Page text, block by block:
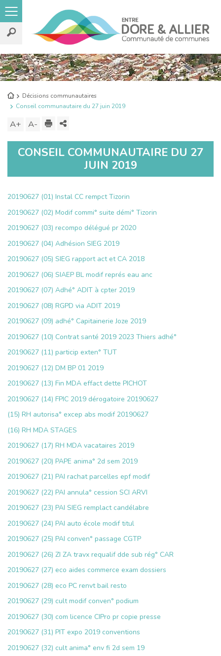
Rechercher
sur
le
site
Retour
à
Décisions communautaires
Conseil communautaire du 27 juin 2019
A+ Augmenter
taille
texte
A- Diminuer
taille
texte
Imprimer
contenu
CONSEIL COMMUNAUTAIRE DU 27
JUIN 2019
20190627 (01) Instal CC rempct Tizorin
20190627 (02) Modif commi° suite démi° Tizorin
20190627 (03) recompo délégué pr 2020
20190627 (04) Adhésion SIEG 2019
20190627 (05) SIEG rapport act et CA 2018
20190627 (06) SIAEP BL modif représ eau anc
20190627 (07) Adhé° ADIT à cpter 2019
20190627 (08) RGPD via ADIT 2019
20190627 (09) adhé° Capitainerie Joze 2019
20190627 (10) Contrat santé 2019 2023 Thiers adhé°
20190627 (11) particip exten° TUT
20190627 (12) DM BP 01 2019
20190627 (13) Fin MDA effact dette PICHOT
20190627 (14) FPIC 2019 dérogatoire 20190627
(15) RH autorisa° excep abs modif 20190627
(16) RH MDA STAGES
20190627 (17) RH MDA vacataires 2019
20190627 (20) PAPE anima° 2d sem 2019
20190627 (21) PAI rachat parcelles epf modif
20190627 (22) PAI annula° cession SCI ARVI
20190627 (23) PAI SIEG remplact candélabre
20190627 (24) PAI auto école modif titul
20190627 (25) PAI conven° passage CGTP
20190627 (26) ZI ZA travx requalif dde sub rég° CAR
20190627 (27) eco aides commerce exam dossiers
20190627 (28) eco PC renvt bail resto
20190627 (29) cult modif conven° podium
20190627 (30) com licence CIPro pr copie presse
20190627 (31) PIT expo 2019 conventions
20190627 (32) cult anima° env fi 2d sem 19